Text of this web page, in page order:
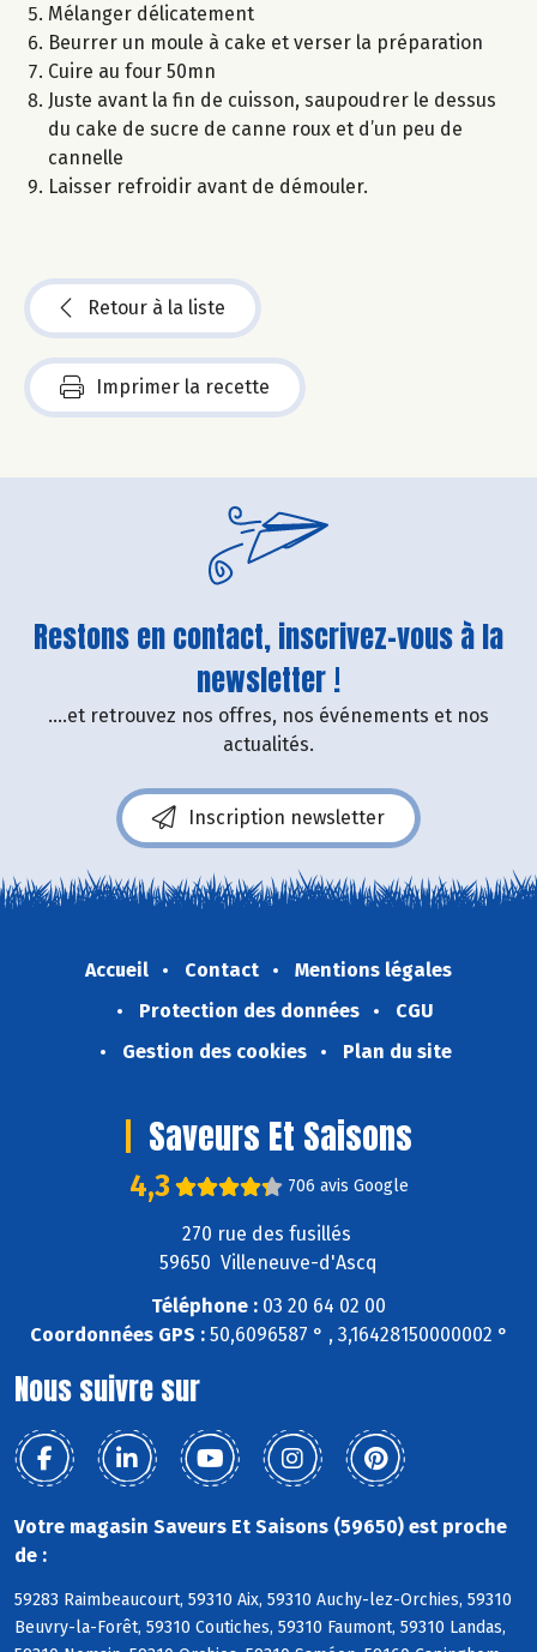
Mélanger délicatement
Beurrer un moule à cake et verser la préparation
Cuire au four 50mn
Juste avant la fin de cuisson, saupoudrer le dessus
du cake de sucre de canne roux et d’un peu de
cannelle
Laisser refroidir avant de démouler.
Retour à la liste
Imprimer la recette
Restons en contact, inscrivez-vous à la
newsletter !
....et retrouvez nos offres, nos événements et nos
actualités.
Inscription newsletter
Accueil Contact
Mentions légales
Protection des données
CGU
Gestion des cookies
Plan du site
Saveurs Et Saisons
4,3 706 avis Google
270 rue des fusillés
59650 Villeneuve-d'Ascq
Téléphone : 03 20 64 02 00
Coordonnées GPS :50,6096587 ° , 3,16428150000002 °
Nous suivre sur
Votre magasin Saveurs Et Saisons (59650) est proche
de :
59283 Raimbeaucourt, 59310 Aix, 59310 Auchy-lez-Orchies, 59310
Beuvry-la-Forêt, 59310 Coutiches, 59310 Faumont, 59310 Landas,